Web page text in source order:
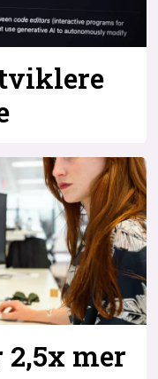
2,5x mer